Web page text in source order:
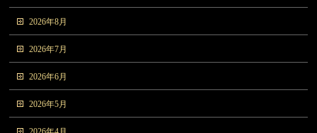
2026年8月
2026年7月
2026年6月
2026年5月